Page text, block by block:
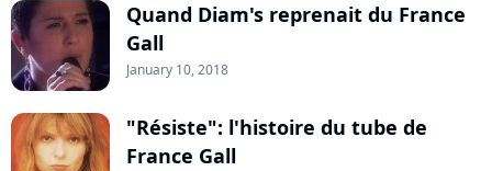
Quand Diam's reprenait du France
Gall
January 10, 2018
"Résiste": l'histoire du tube de
France Gall